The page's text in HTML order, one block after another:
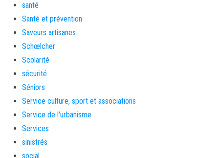
santé
Santé et prévention
Saveurs artisanes
Schœlcher
Scolarité
sécurité
Séniors
Service culture, sport et associations
Service de l'urbanisme
Services
sinistrés
social